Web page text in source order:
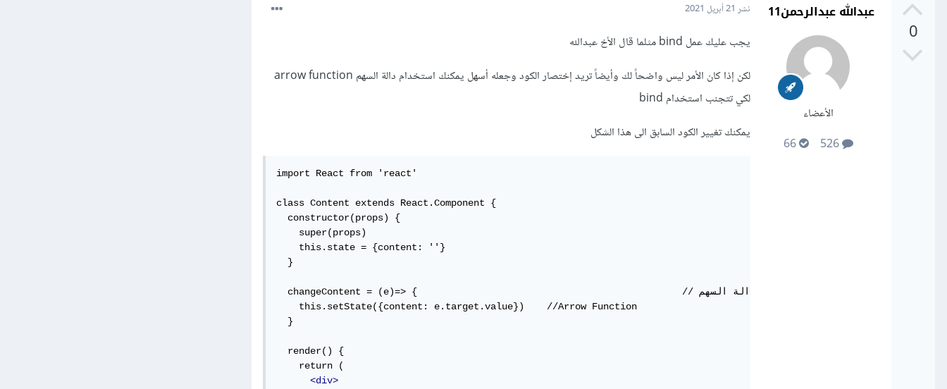
0
عبدالله عبدالرحمن11
الأعضاء
526
66
نشر 21 أبريل 2021
يجب عليك عمل bind مثلما قال الأخ عبدالله
لكن إذا كان الأمر ليس واضحاً لك وأيضاً تريد إختصار الكود وجعله أسهل يمكنك استخدام دالة السهم arrow function
لكي تتجنب استخدام bind
يمكنك تغيير الكود السابق الى هذا الشكل
import React from 'react'
class Content extends React.Component {
  constructor(props) {
    super(props)
    this.state = {content: ''}
  }
  changeContent = (e)=> {						// دالة السهم
    this.setState({content: e.target.value})	//Arrow Function
  }
  render() {
    return (
<div>